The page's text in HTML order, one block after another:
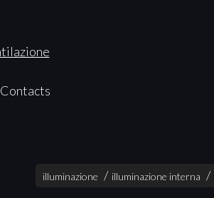
Contacts
illuminazione illuminazione interna